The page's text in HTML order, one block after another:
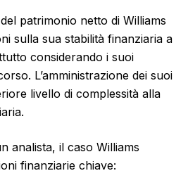
patrimonio netto di Williams
sulla sua stabilità finanziaria a
considerando i suoi
L’amministrazione dei suoi
livello di complessità alla
analista, il caso Williams
finanziarie chiave: